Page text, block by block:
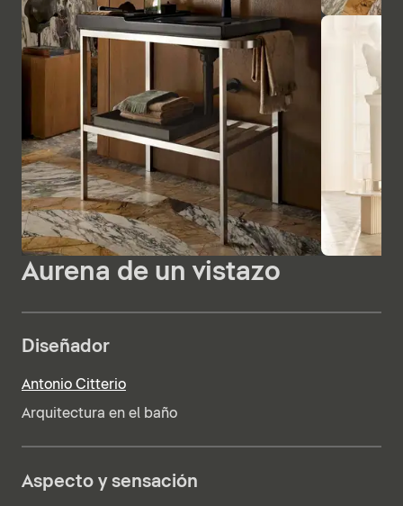
Aurena de un vistazo
Diseñador
Antonio Citterio
Arquitectura en el baño
Aspecto y sensación